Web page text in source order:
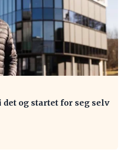
det og startet for seg selv